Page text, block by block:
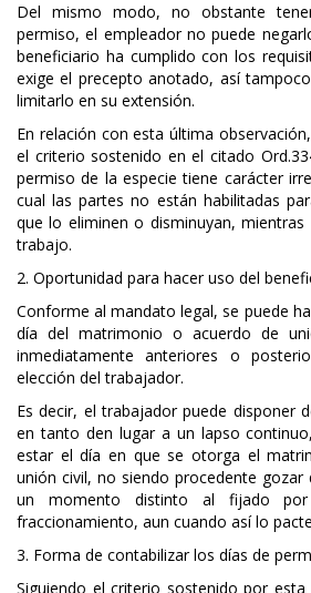
Del mismo modo, no obstante
permiso, el empleador no puede
beneficiario ha cumplido con los
exige el precepto anotado, así
limitarlo en su extensión.
En relación con esta última
el criterio sostenido en el citado
permiso de la especie tiene carácter
cual las partes no están habilitadas
que lo eliminen o disminuyan,
trabajo.
2. Oportunidad para hacer uso del
Conforme al mandato legal, se puede
día del matrimonio o acuerdo de
inmediatamente anteriores o
elección del trabajador.
Es decir, el trabajador puede disponer
en tanto den lugar a un lapso
estar el día en que se otorga el
unión civil, no siendo procedente
un momento distinto al fijado
fraccionamiento, aun cuando así lo
3. Forma de contabilizar los días de
Siguiendo el criterio sostenido por